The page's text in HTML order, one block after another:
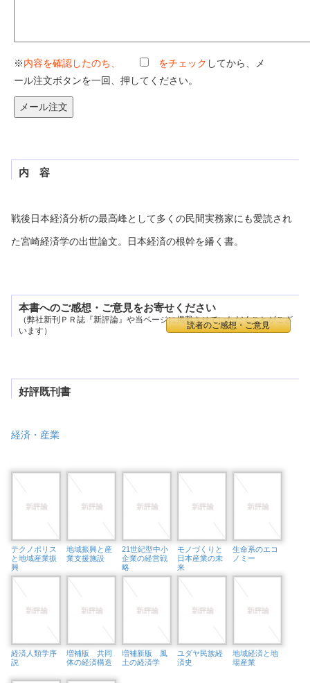
※内容を確認したのち、 をチェック してから、メ
ール注文ボタンを一回、押してください。
内 容
戦後日本経済分析の最高峰として多くの民間実務家にも愛読され
た宮崎経済学の出世論文。日本経済の根幹を繙く書。
本書へのご感想・ご意見をお寄せください
（弊社新刊ＰＲ誌『新評論』や当ページに掲載させていただくことがござ
います）
読者のご感想・ご意見
好評既刊書
経済・産業
テクノポリス
と地域産業振
興
地域振興と産
業支援施設
21世紀型中小
企業の経営戦
略
モノづくりと
日本産業の未
来
生命系のエコ
ノミー
経済人類学序
説
増補版 共同
体の経済構造
増補新版 風
土の経済学
ユダヤ民族経
済史
地域経済と地
場産業